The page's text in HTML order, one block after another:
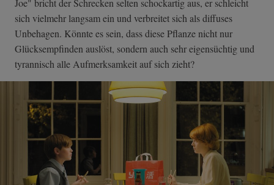
sich vielmehr langsam ein und verbreitet sich als diffuses
Unbehagen. Könnte es sein, dass diese Pflanze nicht nur
Glücksempfinden auslöst, sondern auch sehr eigensüchtig und
tyrannisch alle Aufmerksamkeit auf sich zieht?